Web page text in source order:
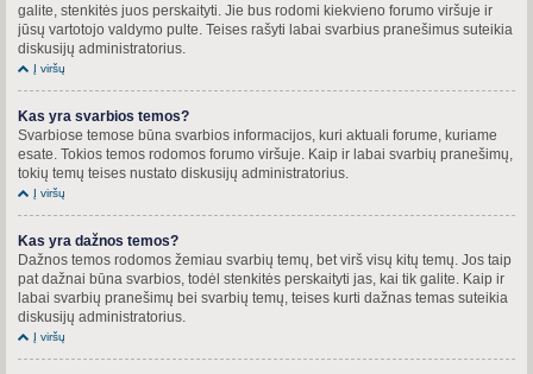
galite, stenkitės juos perskaityti. Jie bus rodomi kiekvieno forumo viršuje ir
jūsų vartotojo valdymo pulte. Teises rašyti labai svarbius pranešimus suteikia
diskusijų administratorius.
Į viršų
Kas yra svarbios temos?
Svarbiose temose būna svarbios informacijos, kuri aktuali forume, kuriame
esate. Tokios temos rodomos forumo viršuje. Kaip ir labai svarbių pranešimų,
tokių temų teises nustato diskusijų administratorius.
Į viršų
Kas yra dažnos temos?
Dažnos temos rodomos žemiau svarbių temų, bet virš visų kitų temų. Jos taip
pat dažnai būna svarbios, todėl stenkitės perskaityti jas, kai tik galite. Kaip ir
labai svarbių pranešimų bei svarbių temų, teises kurti dažnas temas suteikia
diskusijų administratorius.
Į viršų